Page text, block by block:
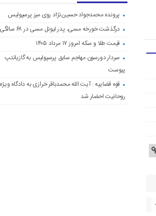
پرونده محمدجواد حسین‌نژاد روی میز پرسپولیس
درگذشت خورخه مسی، پدر لیونل مسی در ۶۸ سالگی
قیمت طلا و سکه امروز ۱۷ مرداد ۱۴۰۵
سردار دورسون مهاجم سابق پرسپولیس به گازیانتپ
پیوست
قوه قضاییه : آیت الله محمدباقر خرازی به دادگاه ویژه
روحانیت احضار شد